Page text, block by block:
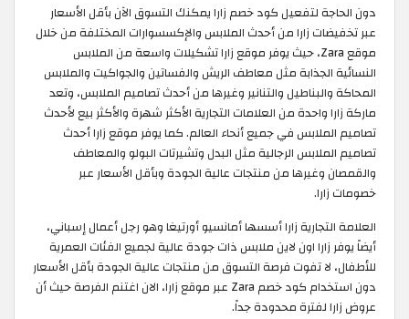
دون الحاجة لتفعيل كود خصم زارا يمكنك التسوق الآن بأقل الأسعار
عبر تخفيضات زارا من أحدث الملابس والإكسسوارات المختلفة من خلال
موقع Zara، حيث يوفر موقع زارا تشكيلات واسعة من الملابس
النسائية الجذابة مثل معاطف الريش والفساتين والجواكيت والملابس
المحاكة والبناطيل والتنانير وغيرها من أحدث تصاميم الملابس، وتعد
ماركة زارا واحدة من العلامات التجارية الأكثر شهرة والأكثر بيع لأحدث
تصاميم الملابس في جميع أنحاء العالم. كما يوفر موقع زارا أحدث
تصاميم الملابس الرجالية مثل البدل وتشيرتات البولو والمعاطف
والقمصان وغيرها من منتجات عالية الجودة وبأقل الأسعار عبر
خصومات زارا.
العلامة التجارية زارا أسسها أمانسيو أورتيغا وهو رجل أعمال إسباني،
أيضاً يوفر زارا اون لاين ملابس ذات جودة عالية لجميع الفئات العمرية
للأطفال، لا تفوت فرصة التسوق من منتجات عالية الجودة بأقل الأسعار
دون استخدام كود خصم Zara عبر موقع زارا، الان اغتنم الفرصة حيث أن
عروض زارا لفترة محدودة جداً.